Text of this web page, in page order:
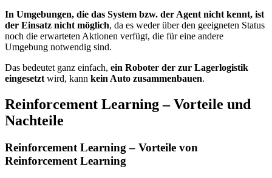
In Umgebungen, die das System bzw. der Agent nicht kennt, ist
der Einsatz nicht möglich, da es weder über den geeigneten Status
noch die erwarteten Aktionen verfügt, die für eine andere
Umgebung notwendig sind.
Das bedeutet ganz einfach, ein Roboter der zur Lagerlogistik
eingesetzt wird, kann kein Auto zusammenbauen.
Reinforcement Learning – Vorteile und
Nachteile
Reinforcement Learning – Vorteile von
Reinforcement Learning